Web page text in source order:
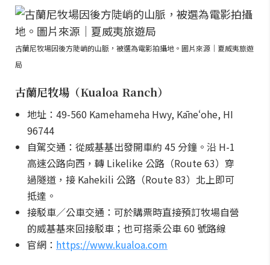
古蘭尼牧場因後方陡峭的山脈，被選為電影拍攝地。圖片來源｜夏威夷旅遊
局
古蘭尼牧場（Kualoa Ranch）
地址：49-560 Kamehameha Hwy, Kāneʻohe, HI
96744
自駕交通：從威基基出發開車約 45 分鐘。沿 H-1
高速公路向西，轉 Likelike 公路（Route 63）穿
過隧道，接 Kahekili 公路（Route 83）北上即可
抵達。
接駁車／公車交通：可於購票時直接預訂牧場自營
的威基基來回接駁車；也可搭乘公車 60 號路線
官網： https://www.kualoa.com